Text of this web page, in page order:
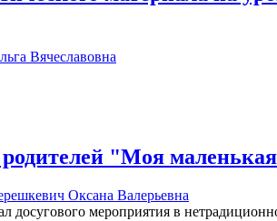
Вячеславовна
"Моя
Оксана Валерьевна
досугового мероприятия в